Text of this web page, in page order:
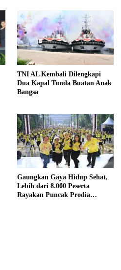
TNI AL Kembali Dilengkapi
Dua Kapal Tunda Buatan Anak
Bangsa
Gaungkan Gaya Hidup Sehat,
Lebih dari 8.000 Peserta
Rayakan Puncak Prodia